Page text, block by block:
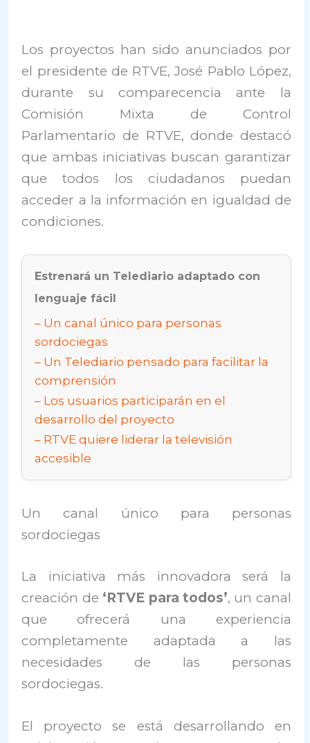
Los proyectos han sido anunciados por
el presidente de RTVE, José Pablo López,
durante su comparecencia ante la
Comisión Mixta de Control
Parlamentario de RTVE, donde destacó
que ambas iniciativas buscan garantizar
que todos los ciudadanos puedan
acceder a la información en igualdad de
condiciones.
Estrenará un Telediario adaptado con
lenguaje fácil
Un canal único para personas
sordociegas
Un Telediario pensado para facilitar la
comprensión
Los usuarios participarán en el
desarrollo del proyecto
RTVE quiere liderar la televisión
accesible
Un canal único para personas
sordociegas
La iniciativa más innovadora será la
creación de ‘RTVE para todos’, un canal
que ofrecerá una experiencia
completamente adaptada a las
necesidades de las personas
sordociegas.
El proyecto se está desarrollando en